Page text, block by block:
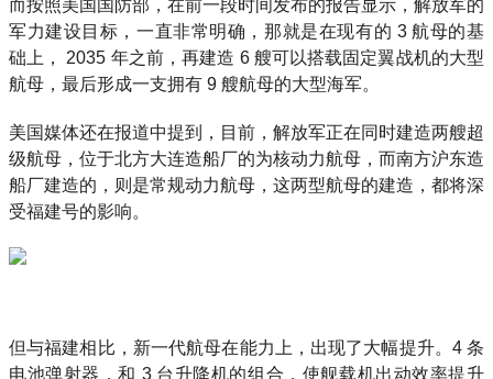
而按照美国国防部，在前一段时间发布的报告显示，解放军的
军力建设目标，一直非常明确，那就是在现有的 3 航母的基
础上， 2035 年之前，再建造 6 艘可以搭载固定翼战机的大型
航母，最后形成一支拥有 9 艘航母的大型海军。
美国媒体还在报道中提到，目前，解放军正在同时建造两艘超
级航母，位于北方大连造船厂的为核动力航母，而南方沪东造
船厂建造的，则是常规动力航母，这两型航母的建造，都将深
受福建号的影响。
但与福建相比，新一代航母在能力上，出现了大幅提升。4 条
电池弹射器，和 3 台升降机的组合，使舰载机出动效率提升